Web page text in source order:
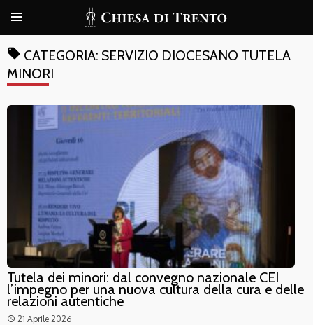
local_offer CATEGORIA: SERVIZIO DIOCESANO TUTELA
MINORI
Tutela dei minori: dal convegno nazionale CEI
l’impegno per una nuova cultura della cura e delle
relazioni autentiche
access_time 21 Aprile 2026